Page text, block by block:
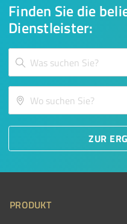
Finden Sie die
Dienstleister:
ZUR
PRODUKT